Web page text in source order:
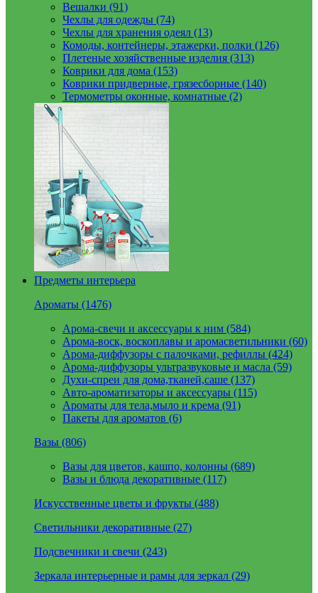
Вешалки (91)
Чехлы для одежды (74)
Чехлы для хранения одеял (13)
Комоды, контейнеры, этажерки, полки (126)
Плетеные хозяйственные изделия (313)
Коврики для дома (153)
Коврики придверные, грязесборные (140)
Термометры оконные, комнатные (2)
Предметы интерьера
Ароматы (1476)
Арома-свечи и аксессуары к ним (584)
Арома-воск, воскоплавы и аромасветильники (60)
Арома-диффузоры с палочками, рефиллы (424)
Арома-диффузоры ультразвуковые и масла (59)
Духи-спреи для дома,тканей,саше (137)
Авто-ароматизаторы и аксессуары (115)
Ароматы для тела,мыло и крема (91)
Пакеты для ароматов (6)
Вазы (806)
Вазы для цветов, кашпо, колонны (689)
Вазы и блюда декоративные (117)
Искусственные цветы и фрукты (488)
Светильники декоративные (27)
Подсвечники и свечи (243)
Зеркала интерьерные и рамы для зеркал (29)